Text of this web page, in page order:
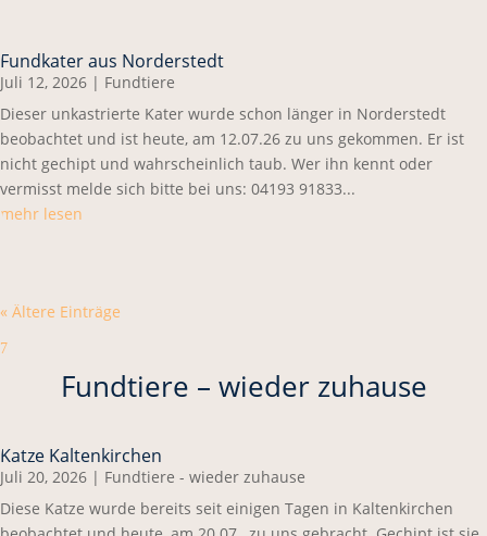
Fundkater aus Norderstedt
Juli 12, 2026 | Fundtiere
Dieser unkastrierte Kater wurde schon länger in Norderstedt
beobachtet und ist heute, am 12.07.26 zu uns gekommen. Er ist
nicht gechipt und wahrscheinlich taub. Wer ihn kennt oder
vermisst melde sich bitte bei uns: 04193 91833...
mehr lesen
« Ältere Einträge
7
Fundtiere – wieder zuhause
Katze Kaltenkirchen
Juli 20, 2026 | Fundtiere - wieder zuhause
Diese Katze wurde bereits seit einigen Tagen in Kaltenkirchen